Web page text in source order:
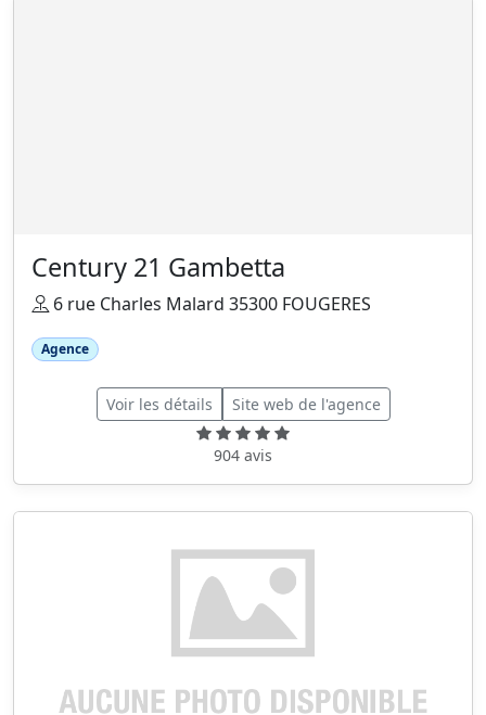
Century 21 Gambetta
6 rue Charles Malard 35300 FOUGERES
Agence
Voir les détails Site web de l'agence
904 avis